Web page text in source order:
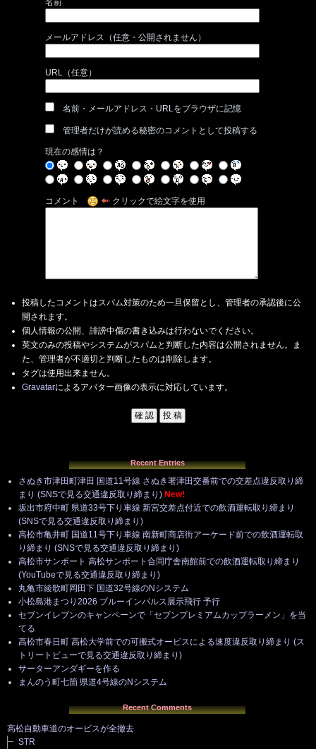
メールアドレス（任意・公開されません）
URL（任意）
名前・メールアドレス・URLをブラウザに記憶
管理者だけが読める秘密のコメントとして投稿する
現在の感情は？
コメント クリックで絵文字を使用
投稿したコメントはスパム対策のため一旦保留とし、管理者の承認後に公
開されます。
個人情報の公開、誹謗中傷の書き込みは行わないでください。
英文のみの投稿やシステムがスパムと判断した内容は公開されません。ま
た、管理者が不適切と判断したものは削除します。
タグは使用出来ません。
Gravatarによるアバター画像の表示に対応しています。
Recent Entries
さぬき市津田町津田 国道11号線 さぬき署津田交番前での交差点違反取り締
まり (SNSで見る交通違反取り締まり) New!
坂出市府中町 県道33号下り車線 新宮交差点付近での飲酒運転取り締まり
(SNSで見る交通違反取り締まり)
高松市亀井町 国道11号下り車線 南新町商店街アーケード前での飲酒運転取
り締まり (SNSで見る交通違反取り締まり)
高松市サンポート 高松サンポート合同庁舎南館前での飲酒運転取り締まり
(YouTubeで見る交通違反取り締まり)
丸亀市綾歌町岡田下 国道32号線のNシステム
小松島港まつり2026 ブルーインパルス展示飛行 予行
セブンイレブンのキャンペーンで「セブンプレミアムカップラーメン」を当
てる
高松市春日町 高松大学前での可搬式オービスによる速度違反取り締まり (ス
トリートビューで見る交通違反取り締まり)
サーターアンダギーを作る
まんのう町七箇 県道4号線のNシステム
Recent Comments
高松自動車道のオービスが全撤去
STR